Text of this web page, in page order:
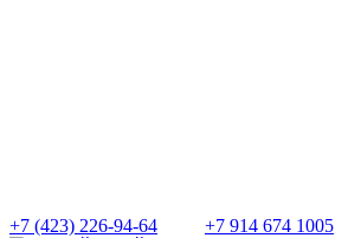
+7 (423) 226-94-64 +7 914 674 1005